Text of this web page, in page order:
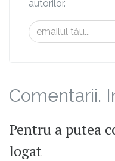
autorilor.
Comentarii.
Pentru a putea
logat